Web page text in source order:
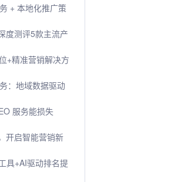
+ 本地化推广策
度测评5款主流产
+精准营销解决方
：地域数据驱动
服务能损失
开启智能营销新
具+AI驱动排名提